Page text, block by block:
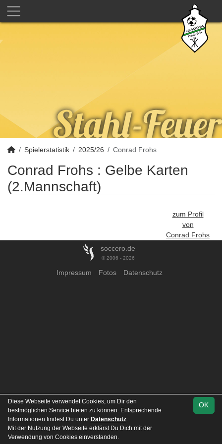
Spielerstatistik 2025/26 Conrad Frohs
Conrad Frohs : Gelbe Karten
(2.Mannschaft)
zum Profil
von
Conrad Frohs
soccero.de
© 2006 - 2026
Impressum Fotos Datenschutz
OK
Diese Webseite verwendet Cookies, um Dir den
bestmöglichen Service bieten zu können. Entsprechende
Informationen findest Du unter Datenschutz.
Mit der Nutzung der Webseite erklärst Du Dich mit der
Verwendung von Cookies einverstanden.